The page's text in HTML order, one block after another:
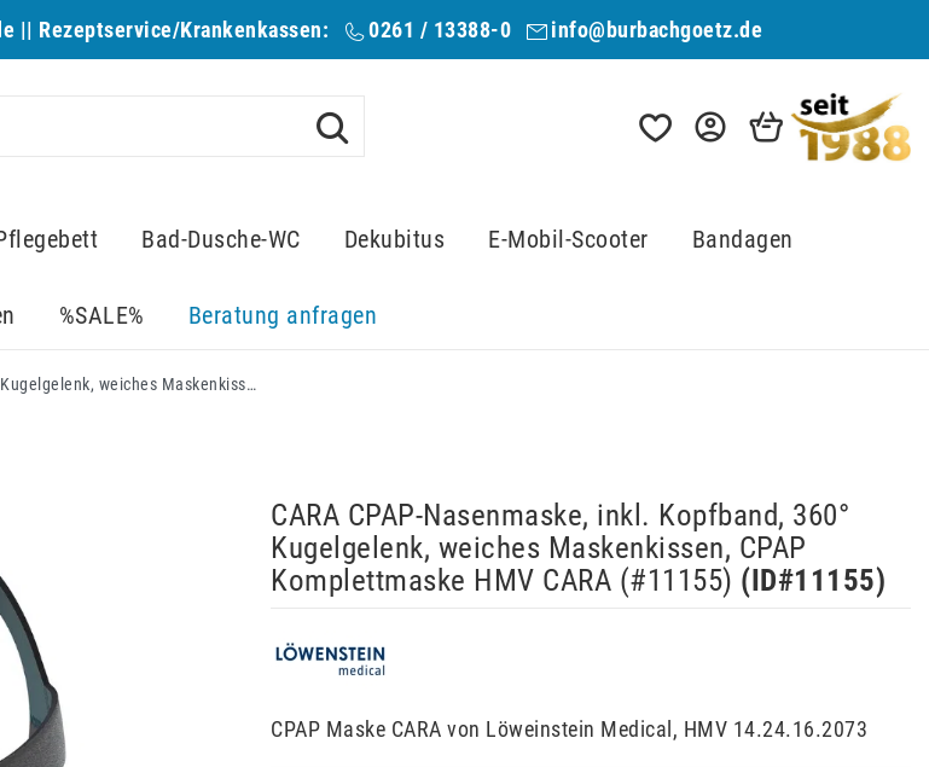
|| Rezeptservice/Krankenkassen: 0261 / 13388-0 info@burbachgoetz.de
Bad-Dusche-WC Dekubitus E-Mobil-Scooter Bandagen
%SALE% Beratung anfragen
CARA CPAP-Nasenmaske, inkl. Kopfband, 360° Kugelgelenk, weiches Maskenkissen, CPAP Komplettmaske HMV CARA (#11155)
CARA CPAP-Nasenmaske, inkl. Kopfband, 360°
Kugelgelenk, weiches Maskenkissen, CPAP
Komplettmaske HMV CARA (#11155) (ID#11155)
CPAP Maske CARA von Löweinstein Medical, HMV 14.24.16.2073